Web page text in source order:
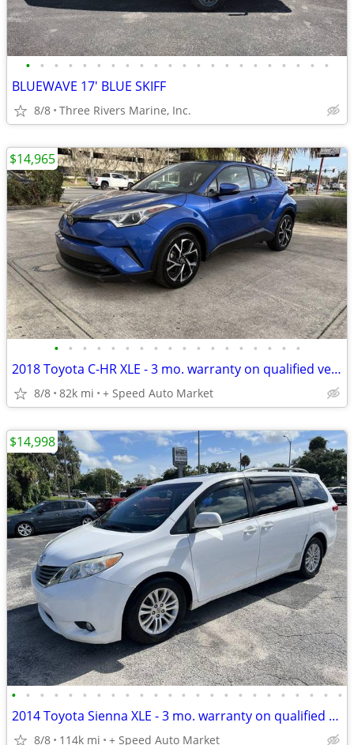
• • • • • • • • • • • • • • • • • • • • • •
BLUEWAVE 17' BLUE SKIFF
8/8 Three Rivers Marine, Inc.
• • • • • • • • • • • • • • • • • •
2018 Toyota C-HR XLE - 3 mo. warranty on qualified vehicles
8/8 82k mi + Speed Auto Market
$14,965
• • • • • • • • • • • • • • • • • • • • • • • •
2014 Toyota Sienna XLE - 3 mo. warranty on qualified vehicles
8/8 114k mi + Speed Auto Market
$14,998